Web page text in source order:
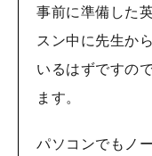
事前に準備した
スン中に先生か
いるはずですの
ます。
パソコンでもノ